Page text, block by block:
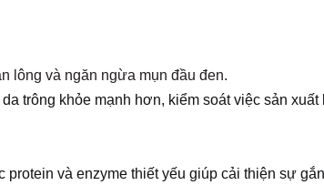
lông và ngăn ngừa mụn đầu đen.
trông khỏe mạnh hơn, kiểm soát việc sản
và enzyme thiết yếu giúp cải thiện sự